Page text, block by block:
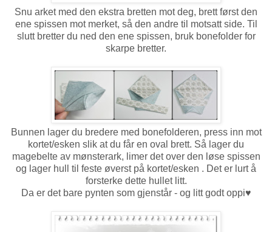
Snu arket med den ekstra bretten mot deg, brett først den
ene spissen mot merket, så den andre til motsatt side. Til
slutt bretter du ned den ene spissen, bruk bonefolder for
skarpe bretter.
Bunnen lager du bredere med bonefolderen, press inn mot
kortet/esken slik at du får en oval brett. Så lager du
magebelte av mønsterark, limer det over den løse spissen
og lager hull til feste øverst på kortet/esken . Det er lurt å
forsterke dette hullet litt.
Da er det bare pynten som gjenstår - og litt godt oppi♥